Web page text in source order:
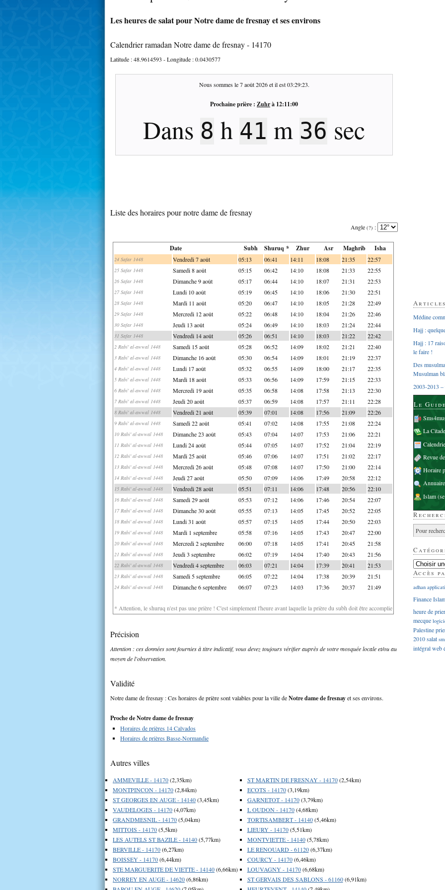
Les heures de salat pour Notre dame de fresnay et ses environs
Calendrier ramadan Notre dame de fresnay - 14170
Latitude :48.9614593 - Longitude :0.0430577
Nous sommes le7 août 2026et il est03:29:23.
Prochaine prière : Zuhrà 12:11:00
Dans 8 h 41 m 36 sec
Liste des horaires pour notre dame de fresnay
Angle (?) :
Date Subh Shuruq * Zhur Asr Maghrib Isha
24 Safar 1448 Vendredi 7 août 05:13 06:41 14:11 18:08 21:35 22:57
25 Safar 1448 Samedi 8 août 05:15 06:42 14:10 18:08 21:33 22:55
26 Safar 1448 Dimanche 9 août 05:17 06:44 14:10 18:07 21:31 22:53
27 Safar 1448 Lundi 10 août 05:19 06:45 14:10 18:06 21:30 22:51
28 Safar 1448 Mardi 11 août 05:20 06:47 14:10 18:05 21:28 22:49
29 Safar 1448 Mercredi 12 août 05:22 06:48 14:10 18:04 21:26 22:46
30 Safar 1448 Jeudi 13 août 05:24 06:49 14:10 18:03 21:24 22:44
31 Safar 1448 Vendredi 14 août 05:26 06:51 14:10 18:03 21:22 22:42
2 Rabi' al-awwal 1448 Samedi 15 août 05:28 06:52 14:09 18:02 21:21 22:40
3 Rabi' al-awwal 1448 Dimanche 16 août 05:30 06:54 14:09 18:01 21:19 22:37
4 Rabi' al-awwal 1448 Lundi 17 août 05:32 06:55 14:09 18:00 21:17 22:35
5 Rabi' al-awwal 1448 Mardi 18 août 05:33 06:56 14:09 17:59 21:15 22:33
6 Rabi' al-awwal 1448 Mercredi 19 août 05:35 06:58 14:08 17:58 21:13 22:30
7 Rabi' al-awwal 1448 Jeudi 20 août 05:37 06:59 14:08 17:57 21:11 22:28
8 Rabi' al-awwal 1448 Vendredi 21 août 05:39 07:01 14:08 17:56 21:09 22:26
9 Rabi' al-awwal 1448 Samedi 22 août 05:41 07:02 14:08 17:55 21:08 22:24
10 Rabi' al-awwal 1448 Dimanche 23 août 05:43 07:04 14:07 17:53 21:06 22:21
11 Rabi' al-awwal 1448 Lundi 24 août 05:44 07:05 14:07 17:52 21:04 22:19
12 Rabi' al-awwal 1448 Mardi 25 août 05:46 07:06 14:07 17:51 21:02 22:17
13 Rabi' al-awwal 1448 Mercredi 26 août 05:48 07:08 14:07 17:50 21:00 22:14
14 Rabi' al-awwal 1448 Jeudi 27 août 05:50 07:09 14:06 17:49 20:58 22:12
15 Rabi' al-awwal 1448 Vendredi 28 août 05:51 07:11 14:06 17:48 20:56 22:10
16 Rabi' al-awwal 1448 Samedi 29 août 05:53 07:12 14:06 17:46 20:54 22:07
17 Rabi' al-awwal 1448 Dimanche 30 août 05:55 07:13 14:05 17:45 20:52 22:05
18 Rabi' al-awwal 1448 Lundi 31 août 05:57 07:15 14:05 17:44 20:50 22:03
19 Rabi' al-awwal 1448 Mardi 1 septembre 05:58 07:16 14:05 17:43 20:47 22:00
20 Rabi' al-awwal 1448 Mercredi 2 septembre 06:00 07:18 14:05 17:41 20:45 21:58
21 Rabi' al-awwal 1448 Jeudi 3 septembre 06:02 07:19 14:04 17:40 20:43 21:56
22 Rabi' al-awwal 1448 Vendredi 4 septembre 06:03 07:21 14:04 17:39 20:41 21:53
23 Rabi' al-awwal 1448 Samedi 5 septembre 06:05 07:22 14:04 17:38 20:39 21:51
24 Rabi' al-awwal 1448 Dimanche 6 septembre 06:07 07:23 14:03 17:36 20:37 21:49
* Attention, le shuruq n'est pas une prière ! C'est simplement l'heure avant laquelle la prière du subh doit être accomplie
Précision
Attention : ces données sont fournies à titre indicatif, vous devez toujours vérifier auprès de votre mosquée locale et/ou au
moyen de l'observation.
Validité
Notre dame de fresnay : Ces horaires de prière sont valables pour la ville deNotre dame de fresnayet ses environs.
Proche de Notre dame de fresnay
Horaires de prières 14 Calvados
Horaires de prières Basse-Normandie
Autres villes
AMMEVILLE - 14170(2,35km)
MONTPINCON - 14170(2,84km)
ST GEORGES EN AUGE - 14140(3,45km)
VAUDELOGES - 14170(4,07km)
GRANDMESNIL - 14170(5,04km)
MITTOIS - 14170(5,5km)
LES AUTELS ST BAZILE - 14140(5,77km)
BERVILLE - 14170(6,27km)
BOISSEY - 14170(6,44km)
STE MARGUERITE DE VIETTE - 14140(6,66km)
NORREY EN AUGE - 14620(6,86km)
ST MARTIN DE FRESNAY - 14170(2,54km)
ECOTS - 14170(3,19km)
GARNETOT - 14170(3,79km)
L OUDON - 14170(4,68km)
TORTISAMBERT - 14140(5,46km)
LIEURY - 14170(5,51km)
MONTVIETTE - 14140(5,78km)
LE RENOUARD - 61120(6,37km)
COURCY - 14170(6,46km)
LOUVAGNY - 14170(6,68km)
ST GERVAIS DES SABLONS - 61160(6,91km)
Médine
Hajj :
Hajj : 17
le faire !
Des
Musulman
2003-2013 –
Le
La
Revue
Horaire
Islam
Accès
adhan
Finance
heure de
mecque
Palestine
2010salat
intégralweb